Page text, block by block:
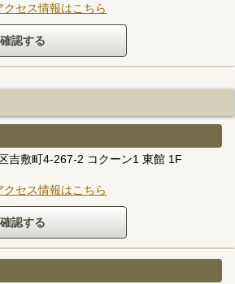
セス情報はこちら
吉敷町4-267-2 コクーン1 東館 1F
セス情報はこちら